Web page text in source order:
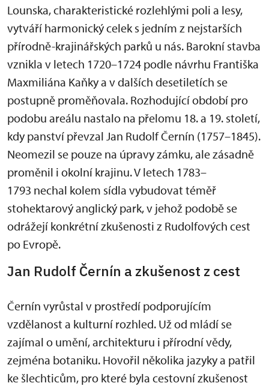
Lounska, charakteristické rozlehlými poli a lesy,
vytváří harmonický celek s jedním z nejstarších
přírodně-krajinářských parků u nás. Barokní stavba
vznikla v letech 1720–1724 podle návrhu Františka
Maxmiliána Kaňky a v dalších desetiletích se
postupně proměňovala. Rozhodující období pro
podobu areálu nastalo na přelomu 18. a 19. století,
kdy panství převzal Jan Rudolf Černín (1757–1845).
Neomezil se pouze na úpravy zámku, ale zásadně
proměnil i okolní krajinu. V letech 1783–
1793 nechal kolem sídla vybudovat téměř
stohektarový anglický park, v jehož podobě se
odrážejí konkrétní zkušenosti z Rudolfových cest
po Evropě.
Jan Rudolf Černín a zkušenost z cest
Černín vyrůstal v prostředí podporujícím
vzdělanost a kulturní rozhled. Už od mládí se
zajímal o umění, architekturu i přírodní vědy,
zejména botaniku. Hovořil několika jazyky a patřil
ke šlechticům, pro které byla cestovní zkušenost